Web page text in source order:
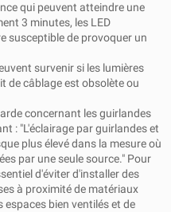
qui peuvent atteindre une
3 minutes, les LED
susceptible de provoquer un
survenir si les lumières
de câblage est obsolète ou
concernant les guirlandes
: "L'éclairage par guirlandes et
plus élevé dans la mesure où
par une seule source." Pour
d'éviter d'installer des
à proximité de matériaux
espaces bien ventilés et de